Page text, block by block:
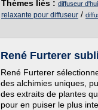
Thèmes liés : diffuseur
relaxante pour diffuseur /
René Furterer
René Furterer
des alchimies uniques,
des extraits de plantes
pour en puiser le plus